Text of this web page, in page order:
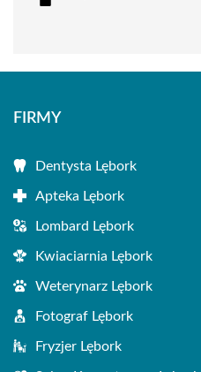
FIRMY
Dentysta Lębork
Apteka Lębork
Lombard Lębork
Kwiaciarnia Lębork
Weterynarz Lębork
Fotograf Lębork
Fryzjer Lębork